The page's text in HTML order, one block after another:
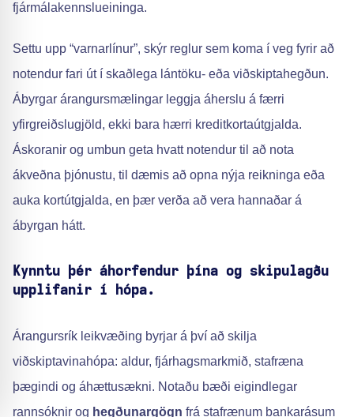
fjármálakennslueininga.
Settu upp “varnarlínur”, skýr reglur sem koma í veg fyrir að
notendur fari út í skaðlega lántöku- eða viðskiptahegðun.
Ábyrgar árangursmælingar leggja áherslu á færri
yfirgreiðslugjöld, ekki bara hærri kreditkortaútgjalda.
Áskoranir og umbun geta hvatt notendur til að nota
ákveðna þjónustu, til dæmis að opna nýja reikninga eða
auka kortútgjalda, en þær verða að vera hannaðar á
ábyrgan hátt.
Kynntu þér áhorfendur þína og skipulagðu
upplifanir í hópa.
Árangursrík leikvæðing byrjar á því að skilja
viðskiptavinahópa: aldur, fjárhagsmarkmið, stafræna
þægindi og áhættusækni. Notaðu bæði eigindlegar
rannsóknir og hegðunargögn frá stafrænum bankarásum